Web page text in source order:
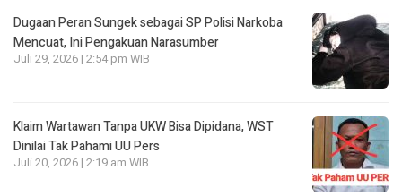
Dugaan Peran Sungek sebagai SP Polisi Narkoba
Mencuat, Ini Pengakuan Narasumber
Juli 29, 2026 | 2:54 pm WIB
Klaim Wartawan Tanpa UKW Bisa Dipidana, WST
Dinilai Tak Pahami UU Pers
Juli 20, 2026 | 2:19 am WIB